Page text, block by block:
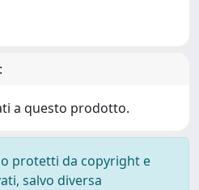
a questo prodotto.
protetti da copyright e
salvo diversa